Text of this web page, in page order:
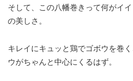
そして、この八幡巻きって何がイ
の美しさ。
キレイにキュッと鶏でゴボウを巻
ウがちゃんと中心にくるはず。